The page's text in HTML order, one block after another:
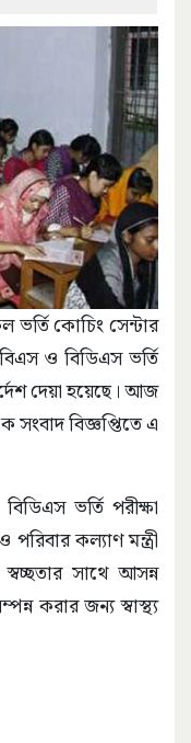
ভর্তি কোচিং সেন্টার
ও বিডিএস ভর্তি
দেয়া হয়েছে। আজ
সংবাদ বিজ্ঞপ্তিতে এ
ভর্তি পরীক্ষা
পরিবার কল্যাণ মন্ত্রী
সাথে আসন্ন
করার জন্য স্বাস্থ্য